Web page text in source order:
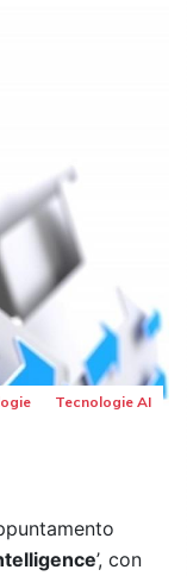
Tecnologie AI
’, con